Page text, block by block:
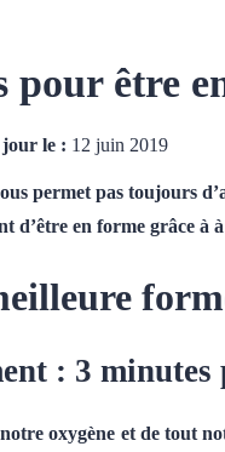
pour être
jour le : 12 juin 2019
permet pas toujours
d’être en forme grâce à
: 3
oxygène et de tout